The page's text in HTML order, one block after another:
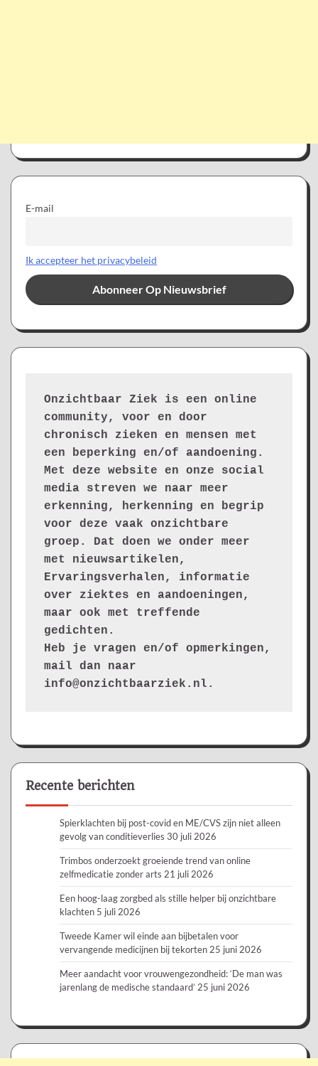
E-mail
Ik accepteer het privacybeleid
Onzichtbaar Ziek is een online
community, voor en door
chronisch zieken en mensen met
een beperking en/of aandoening.
Met deze website en onze social
media streven we naar meer
erkenning, herkenning en begrip
voor deze vaak onzichtbare
groep. Dat doen we onder meer
met nieuwsartikelen,
Ervaringsverhalen, informatie
over ziektes en aandoeningen,
maar ook met treffende
gedichten.
Heb je vragen en/of opmerkingen,
mail dan naar
info@onzichtbaarziek.nl.
Recente berichten
Spierklachten bij post-covid en ME/CVS zijn niet alleen
gevolg van conditieverlies 30 juli 2026
Trimbos onderzoekt groeiende trend van online
zelfmedicatie zonder arts 21 juli 2026
Een hoog-laag zorgbed als stille helper bij onzichtbare
klachten 5 juli 2026
Tweede Kamer wil einde aan bijbetalen voor
vervangende medicijnen bij tekorten 25 juni 2026
Meer aandacht voor vrouwengezondheid: ‘De man was
jarenlang de medische standaard’ 25 juni 2026